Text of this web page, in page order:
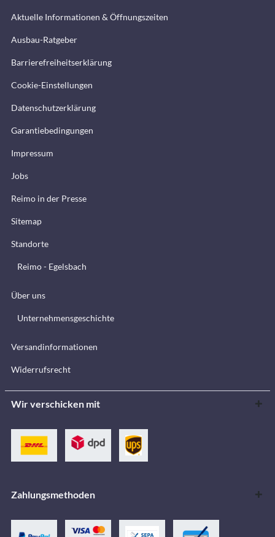
Aktuelle Informationen & Öffnungszeiten
Ausbau-Ratgeber
Barrierefreiheitserklärung
Cookie-Einstellungen
Datenschutzerklärung
Garantiebedingungen
Impressum
Jobs
Reimo in der Presse
Sitemap
Standorte
Reimo - Egelsbach
Über uns
Unternehmensgeschichte
Versandinformationen
Widerrufsrecht
Wir verschicken mit
Zahlungsmethoden